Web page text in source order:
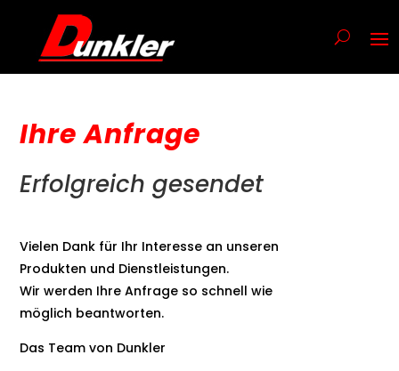
Ihre Anfrage
Erfolgreich gesendet
Vielen Dank für Ihr Interesse an unseren
Produkten und Dienstleistungen.
Wir werden Ihre Anfrage so schnell wie
möglich beantworten.
Das Team von Dunkler